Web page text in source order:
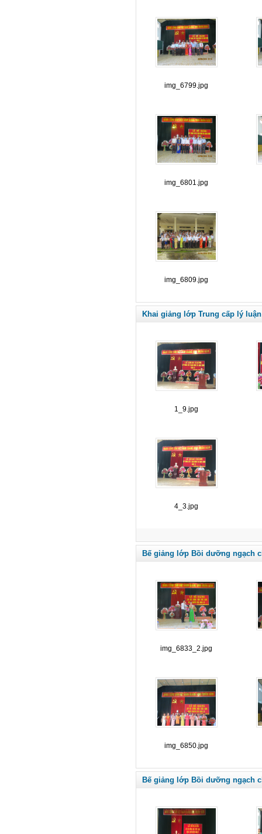
img_6799.jpg
img_6801.jpg
img_6809.jpg
Khai giảng lớp Trung cấp lý
1_9.jpg
4_3.jpg
Bế giảng lớp Bồi dưỡng ngạch
img_6833_2.jpg
img_6850.jpg
Bế giảng lớp Bồi dưỡng ngạch